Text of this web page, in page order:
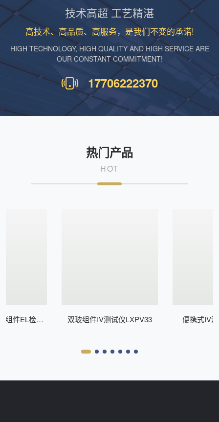
技术高超 工艺精湛
高技术、高品质、高服务，是我们不变的承诺!
HIGH TECHNOLOGY, HIGH QUALITY AND HIGH SERVICE ARE
OUR CONSTANT COMMITMENT!
17706222370
热门产品
HOT
组件EL检测
双玻组件IV测试仪LXPV33 便携式IV